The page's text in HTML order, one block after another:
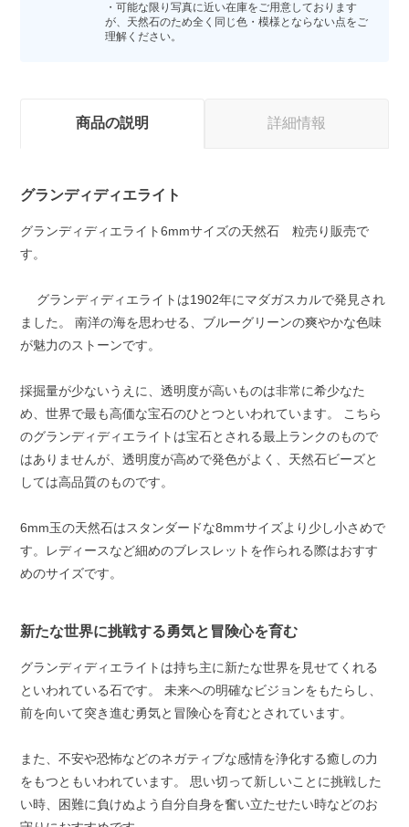
・可能な限り写真に近い在庫をご用意しております
が、天然石のため全く同じ色・模様とならない点をご
理解ください。
商品の説明 詳細情報
グランディディエライト
グランディディエライト6mmサイズの天然石 粒売り販売で
す。
グランディディエライトは1902年にマダガスカルで発見され
ました。 南洋の海を思わせる、ブルーグリーンの爽やかな色味
が魅力のストーンです。
採掘量が少ないうえに、透明度が高いものは非常に希少なた
め、世界で最も高価な宝石のひとつといわれています。 こちら
のグランディディエライトは宝石とされる最上ランクのもので
はありませんが、透明度が高めで発色がよく、天然石ビーズと
しては高品質のものです。
6mm玉の天然石はスタンダードな8mmサイズより少し小さめで
す。レディースなど細めのブレスレットを作られる際はおすす
めのサイズです。
新たな世界に挑戦する勇気と冒険心を育む
グランディディエライトは持ち主に新たな世界を見せてくれる
といわれている石です。 未来への明確なビジョンをもたらし、
前を向いて突き進む勇気と冒険心を育むとされています。
また、不安や恐怖などのネガティブな感情を浄化する癒しの力
をもつともいわれています。 思い切って新しいことに挑戦した
い時、困難に負けぬよう自分自身を奮い立たせたい時などのお